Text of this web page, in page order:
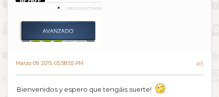
DESCONECTADO
Marzo 09, 2015, 05:58:55 PM #3
Bienvenidos y espero que tengáis suerte!